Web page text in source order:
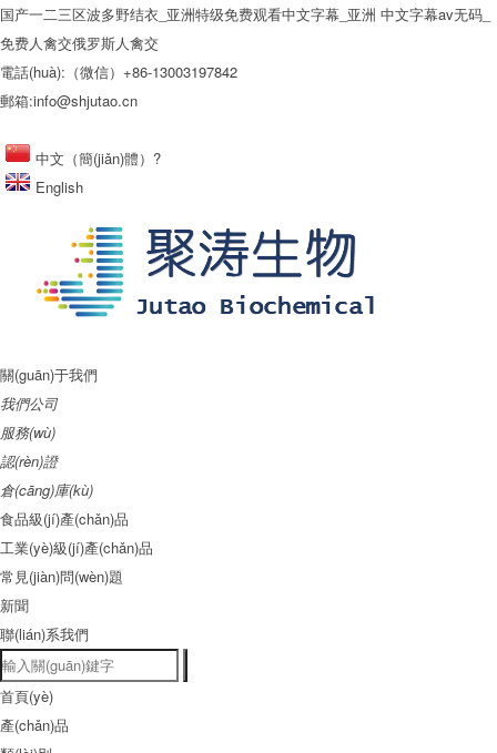
国产一二三区波多野结衣_亚洲特级免费观看中文字幕_亚洲 中文字幕av无码_
免费人禽交俄罗斯人禽交
電話(huà):（微信）+86-13003197842
郵箱:info@shjutao.cn
中文（簡(jiǎn)體）?
English
關(guān)于我們
我們公司
服務(wù)
認(rèn)證
倉(cāng)庫(kù)
食品級(jí)產(chǎn)品
工業(yè)級(jí)產(chǎn)品
常見(jiàn)問(wèn)題
新聞
聯(lián)系我們
首頁(yè)
產(chǎn)品